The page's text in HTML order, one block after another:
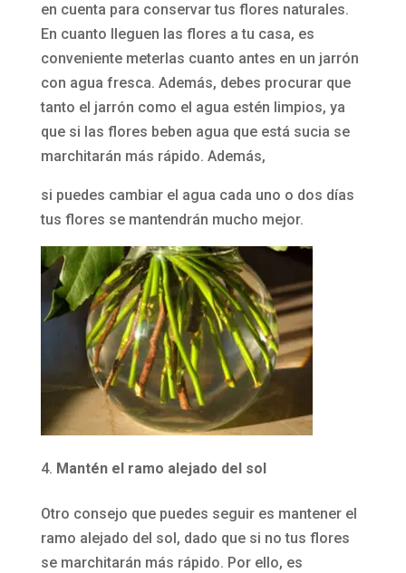
en cuenta para conservar tus flores naturales.
En cuanto lleguen las flores a tu casa, es
conveniente meterlas cuanto antes en un jarrón
con agua fresca. Además, debes procurar que
tanto el jarrón como el agua estén limpios, ya
que si las flores beben agua que está sucia se
marchitarán más rápido. Además,
si puedes cambiar el agua cada uno o dos días
tus flores se mantendrán mucho mejor.
Mantén el ramo alejado del sol
Otro consejo que puedes seguir es mantener el
ramo alejado del sol, dado que si no tus flores
se marchitarán más rápido. Por ello, es